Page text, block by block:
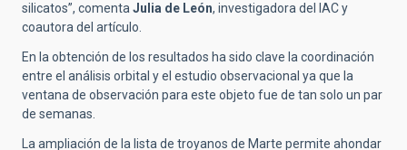
silicatos”, comentaJulia de León, investigadora del IAC y
coautora del artículo.
En la obtención de los resultados ha sido clave la coordinación
entre el análisis orbital y el estudio observacional ya que la
ventana de observación para este objeto fue de tan solo un par
de semanas.
La ampliación de la lista de troyanos de Marte permite ahondar